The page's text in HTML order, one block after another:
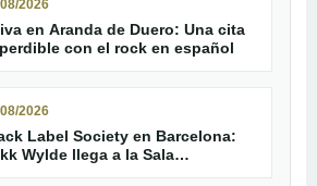
2026
en Aranda de Duero: Una cita
con el rock en español
2026
Label Society en Barcelona:
Wylde llega a la Sala